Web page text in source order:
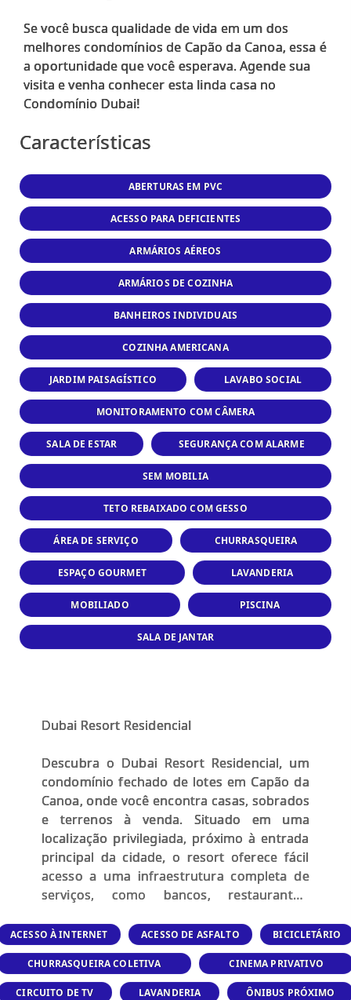
Se você busca qualidade de vida em um dos
melhores condomínios de Capão da Canoa, essa é
a oportunidade que você esperava. Agende sua
visita e venha conhecer esta linda casa no
Características
ABERTURAS EM PVC
ACESSO PARA DEFICIENTES
ARMÁRIOS AÉREOS
ARMÁRIOS DE COZINHA
BANHEIROS INDIVIDUAIS
COZINHA AMERICANA
JARDIM PAISAGÍSTICO LAVABO SOCIAL
MONITORAMENTO COM CÂMERA
SALA DE ESTAR SEGURANÇA COM ALARME
SEM MOBILIA
TETO REBAIXADO COM GESSO
ÁREA DE SERVIÇO CHURRASQUEIRA
ESPAÇO GOURMET LAVANDERIA
MOBILIADO PISCINA
SALA DE JANTAR
Dubai Resort Residencial
Descubra o Dubai Resort Residencial, um
condomínio fechado de lotes em Capão da
Canoa, onde você encontra casas, sobrados
e terrenos à venda. Situado em uma
localização privilegiada, próximo à entrada
principal da cidade, o resort oferece fácil
acesso a uma infraestrutura completa de
serviços, como bancos, restaurantes,
m² e 20 opções de lazer, há sempre uma
atividade para combinar com seu estilo de
vida. Venha viver a experiência única que
Capão da Canoa tem a oferecer!
ACESSO À INTERNET ACESSO DE ASFALTO BICICLETÁRIO
CHURRASQUEIRA COLETIVA CINEMA PRIVATIVO
CIRCUITO DE TV LAVANDERIA ÔNIBUS PRÓXIMO